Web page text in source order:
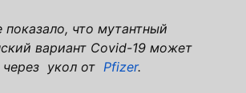
показало, что мутантный
вариант Covid-19 может
через укол от Pfizer.